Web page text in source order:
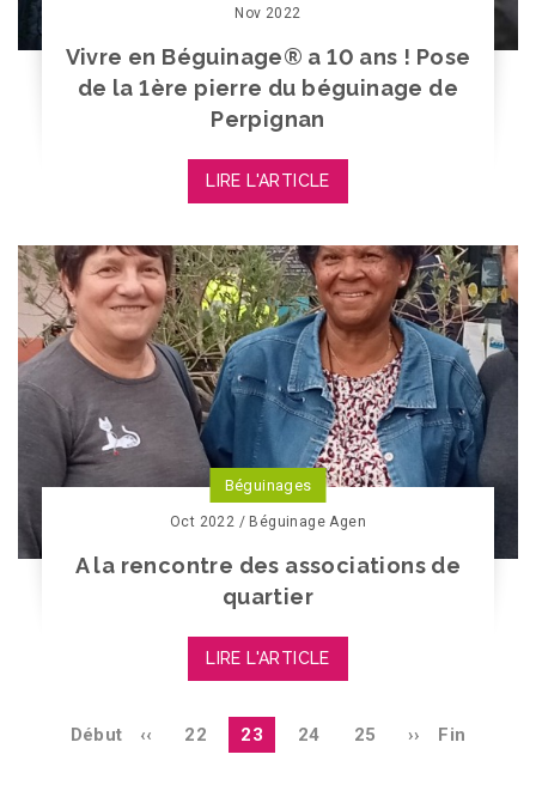
Nov 2022
Vivre en Béguinage® a 10 ans ! Pose
de la 1ère pierre du béguinage de
Perpignan
LIRE L'ARTICLE
Béguinages
Oct 2022 / Béguinage Agen
A la rencontre des associations de
quartier
LIRE L'ARTICLE
Pagination
Première
Début
Page
précédente
‹‹ Page
22
page
courante
23 Page
24 Page
25
Page
››
Dernière
Fin